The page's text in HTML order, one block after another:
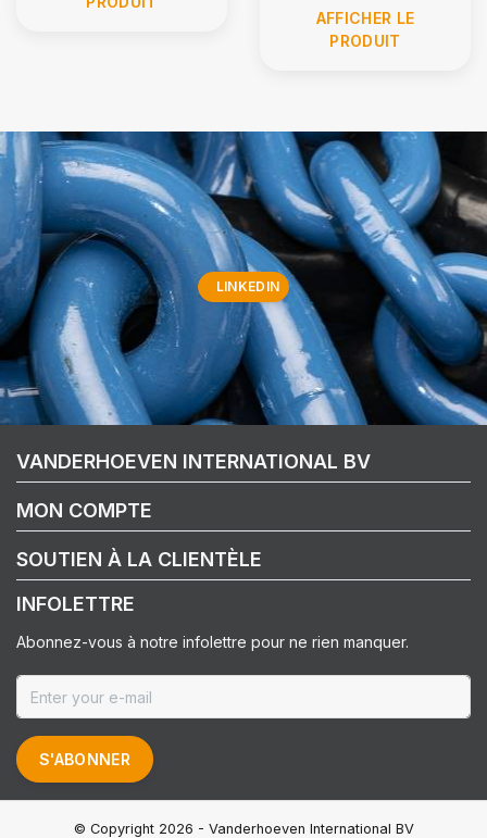
AFFICHER LE
PRODUIT
LINKEDIN
VANDERHOEVEN INTERNATIONAL BV
MON COMPTE
SOUTIEN À LA CLIENTÈLE
INFOLETTRE
Abonnez-vous à notre infolettre pour ne rien manquer.
S'ABONNER
© Copyright 2026 - Vanderhoeven International BV